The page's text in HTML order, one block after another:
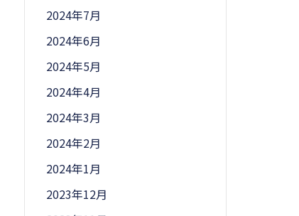
2024年7月
2024年6月
2024年5月
2024年4月
2024年3月
2024年2月
2024年1月
2023年12月